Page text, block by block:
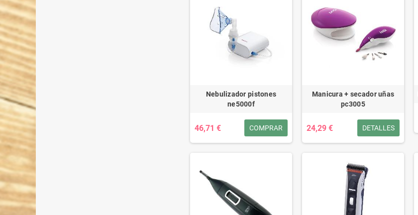
Nebulizador pistones
ne5000f
46,71 € COMPRAR
Manicura + secador uñas
pc3005
24,29 € DETALLES